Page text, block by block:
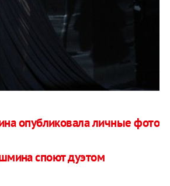
опубликовала личные фото
споют дуэтом